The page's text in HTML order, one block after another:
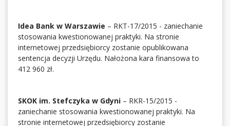
Idea Bank w Warszawie – RKT-17/2015 - zaniechanie
stosowania kwestionowanej praktyki. Na stronie
internetowej przedsiębiorcy zostanie opublikowana
sentencja decyzji Urzędu. Nałożona kara finansowa to
412 960 zł.
SKOK im. Stefczyka w Gdyni – RKR-15/2015 -
zaniechanie stosowania kwestionowanej praktyki. Na
stronie internetowej przedsiębiorcy zostanie